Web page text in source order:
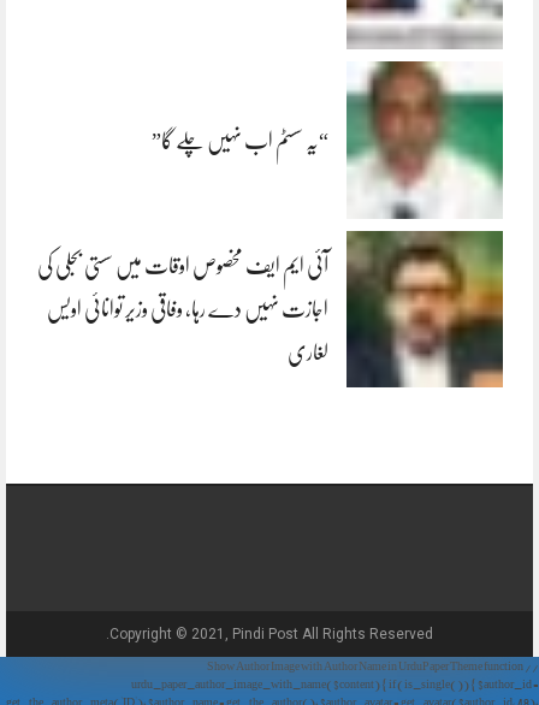
“یہ سسٹم اب نہیں چلے گا”
آئی ایم ایف مخصوص اوقات میں سستی بجلی کی
اجازت نہیں دے رہا، وفاقی وزیر توانائی اویس
لغاری
Copyright © 2021, Pindi Post All Rights Reserved.
// Show Author Image with Author Name in UrduPaper Theme function
urdu_paper_author_image_with_name($content) { if (is_single()) { $author_id =
get_the_author_meta('ID'); $author_name = get_the_author(); $author_avatar = get_avatar($author_id, 48);